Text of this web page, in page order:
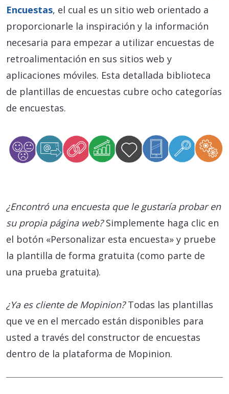
Encuestas, el cual es un sitio web orientado a
proporcionarle la inspiración y la información
necesaria para empezar a utilizar encuestas de
retroalimentación en sus sitios web y
aplicaciones móviles. Esta detallada biblioteca
de plantillas de encuestas cubre ocho categorías
de encuestas.
¿Encontró una encuesta que le gustaría probar en
su propia página web?Simplemente haga clic en
el botón «Personalizar esta encuesta» y pruebe
la plantilla de forma gratuita (como parte de
una prueba gratuita).
¿Ya es cliente de Mopinion?Todas las plantillas
que ve en el mercado están disponibles para
usted a través del constructor de encuestas
dentro de la plataforma de Mopinion.